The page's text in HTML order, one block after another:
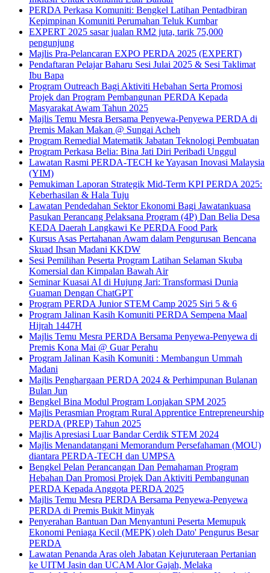
PERDA Perkasa Komuniti: Bengkel Latihan Pentadbiran
Kepimpinan Komuniti Perumahan Teluk Kumbar
EXPERT 2025 sasar jualan RM2 juta, tarik 75,000
pengunjung
Majlis Pra-Pelancaran EXPO PERDA 2025 (EXPERT)
Pendaftaran Pelajar Baharu Sesi Julai 2025 & Sesi Taklimat
Ibu Bapa
Program Outreach Bagi Aktiviti Hebahan Serta Promosi
Projek dan Program Pembangunan PERDA Kepada
Masyarakat Awam Tahun 2025
Majlis Temu Mesra Bersama Penyewa-Penyewa PERDA di
Premis Makan Makan @ Sungai Acheh
Program Remedial Matematik Jabatan Teknologi Pembuatan
Program Perkasa Belia: Bina Jati Diri Peribadi Unggul
Lawatan Rasmi PERDA-TECH ke Yayasan Inovasi Malaysia
(YIM)
Pemukiman Laporan Strategik Mid-Term KPI PERDA 2025:
Keberhasilan & Hala Tuju
Lawatan Pendedahan Sektor Ekonomi Bagi Jawatankuasa
Pasukan Perancang Pelaksana Program (4P) Dan Belia Desa
KEDA Daerah Langkawi Ke PERDA Food Park
Kursus Asas Pertahanan Awam dalam Pengurusan Bencana
Skuad Ihsan Madani KKDW
Sesi Pemilihan Peserta Program Latihan Selaman Skuba
Komersial dan Kimpalan Bawah Air
Seminar Kuasai AI di Hujung Jari: Transformasi Dunia
Guaman Dengan ChatGPT
Program PERDA Junior STEM Camp 2025 Siri 5 & 6
Program Jalinan Kasih Komuniti PERDA Sempena Maal
Hijrah 1447H
Majlis Temu Mesra PERDA Bersama Penyewa-Penyewa di
Premis Kona Mai @ Guar Perahu
Program Jalinan Kasih Komuniti : Membangun Ummah
Madani
Majlis Penghargaan PERDA 2024 & Perhimpunan Bulanan
Bulan Jun
Bengkel Bina Modul Program Lonjakan SPM 2025
Majlis Perasmian Program Rural Apprentice Entrepreneurship
PERDA (PREP) Tahun 2025
Majlis Apresiasi Luar Bandar Cerdik STEM 2024
Majlis Menandatangani Memorandum Persefahaman (MOU)
diantara PERDA-TECH dan UMPSA
Bengkel Pelan Perancangan Dan Pemahaman Program
Hebahan Dan Promosi Projek Dan Aktiviti Pembangunan
PERDA Kepada Anggota PERDA 2025
Majlis Temu Mesra PERDA Bersama Penyewa-Penyewa
PERDA di Premis Bukit Minyak
Penyerahan Bantuan Dan Menyantuni Peserta Memupuk
Ekonomi Peniaga Kecil (MEPK) oleh Dato' Pengurus Besar
PERDA
Lawatan Penanda Aras oleh Jabatan Kejuruteraan Pertanian
ke UITM Jasin dan UCAM Alor Gajah, Melaka